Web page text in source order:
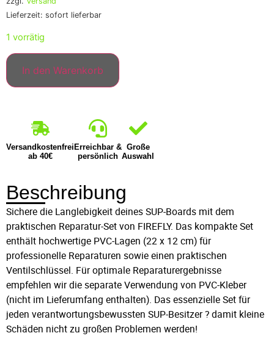
Lieferzeit: sofort lieferbar
1 vorrätig
In den Warenkorb
Versandkostenfrei
ab 40€
Erreichbar &
persönlich
Große
Auswahl
Beschreibung
Sichere die Langlebigkeit deines SUP-Boards mit dem
praktischen Reparatur-Set von FIREFLY. Das kompakte Set
enthält hochwertige PVC-Lagen (22 x 12 cm) für
professionelle Reparaturen sowie einen praktischen
Ventilschlüssel. Für optimale Reparaturergebnisse
empfehlen wir die separate Verwendung von PVC-Kleber
(nicht im Lieferumfang enthalten). Das essenzielle Set für
jeden verantwortungsbewussten SUP-Besitzer ? damit kleine
Schäden nicht zu großen Problemen werden!